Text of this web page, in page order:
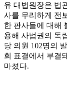
유 대법원장은 법
사를 무리하게 전
한 판사들에 대해
용해 사법권의 독
당 의원 102명의
회 표결에서 부결
마쳤다.